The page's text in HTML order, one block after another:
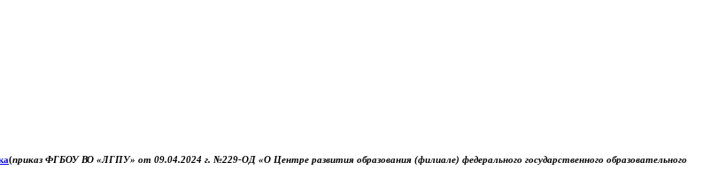
(приказ ФГБОУ ВО «ЛГПУ» от 09.04.2024 г. №229-ОД «О Центре развития образования (филиале) федерального государственного образовательного